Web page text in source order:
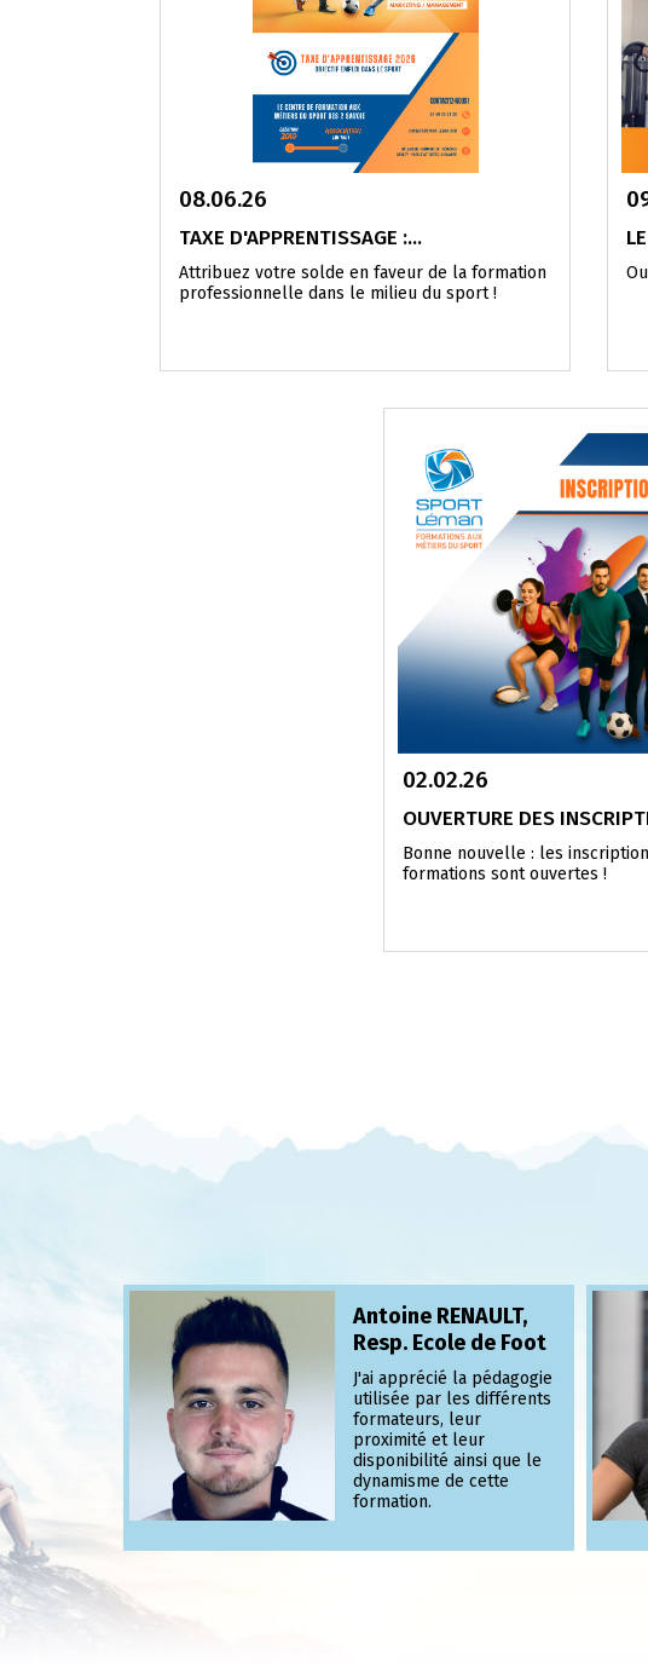
08.06.26
TAXE D'APPRENTISSAGE :...
Attribuez votre solde en faveur de la formation
professionnelle dans le milieu du sport !
02.02.26
OUVERTURE DES
Bonne nouvelle : les
formations sont ouvertes !
Antoine RENAULT,
Resp. Ecole de Foot
J'ai apprécié la pédagogie
utilisée par les différents
formateurs, leur
proximité et leur
disponibilité ainsi que le
dynamisme de cette
formation.